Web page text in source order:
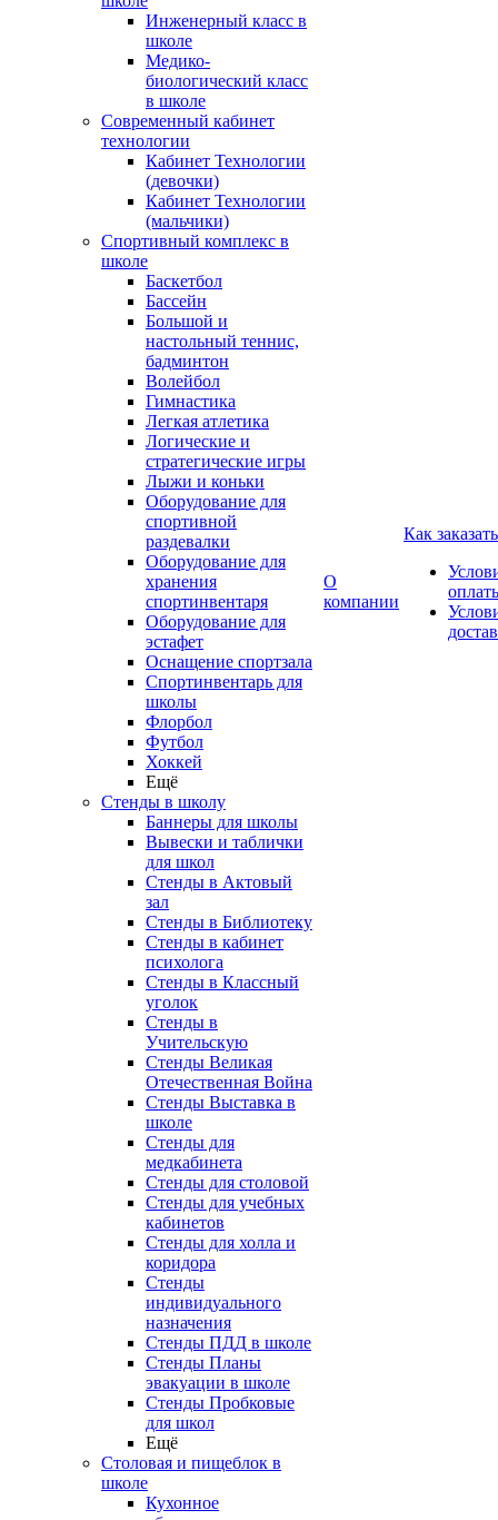
Инженерный класс в
школе
Медико-
биологический класс
в школе
Современный кабинет
технологии
Кабинет Технологии
(девочки)
Кабинет Технологии
(мальчики)
Спортивный комплекс в
школе
Баскетбол
Бассейн
Большой и
настольный теннис,
бадминтон
Волейбол
Гимнастика
Легкая атлетика
Логические и
стратегические игры
Лыжи и коньки
Оборудование для
спортивной
раздевалки
Оборудование для
хранения
спортинвентаря
Оборудование для
эстафет
Оснащение спортзала
Спортинвентарь для
школы
Флорбол
Футбол
Хоккей
Ещё
Стенды в школу
Баннеры для школы
Вывески и таблички
для школ
Стенды в Актовый
зал
Стенды в Библиотеку
Стенды в кабинет
психолога
Стенды в Классный
уголок
Стенды в
Учительскую
Стенды Великая
Отечественная Война
Стенды Выставка в
школе
Стенды для
медкабинета
Стенды для столовой
Стенды для учебных
кабинетов
Стенды для холла и
коридора
Стенды
индивидуального
назначения
Стенды ПДД в школе
Стенды Планы
эвакуации в школе
Стенды Пробковые
для школ
Ещё
Столовая и пищеблок в
школе
Кухонное
О
компании
Как